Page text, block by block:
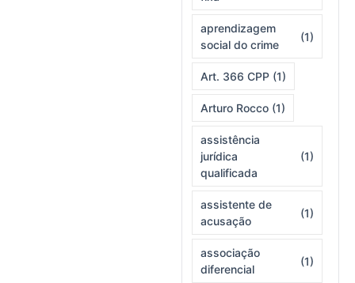
aprendizagem
social do crime
(1)
Art. 366 CPP (1)
Arturo Rocco (1)
assistência
jurídica
qualificada
(1)
assistente de
acusação
(1)
associação
diferencial
(1)